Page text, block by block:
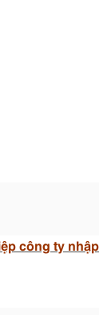
công ty nhập